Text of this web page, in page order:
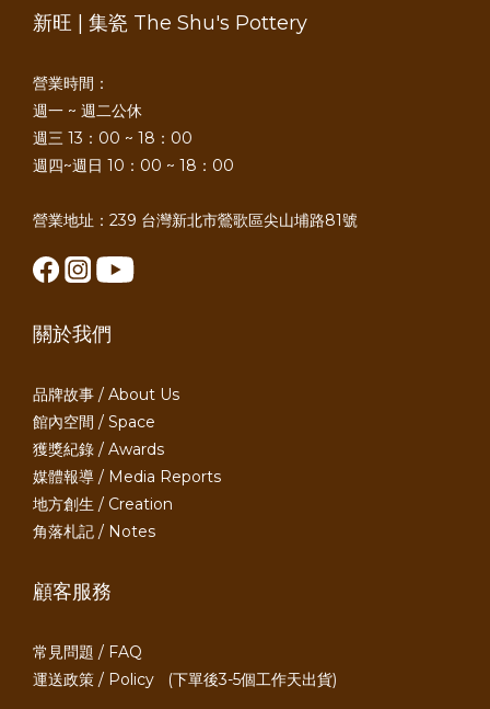
新旺 | 集瓷 The Shu's Pottery
營業時間：
週一 ~ 週二公休
週三 13：00 ~ 18：00
週四~週日 10：00 ~ 18：00
營業地址：239 台灣新北市鶯歌區尖山埔路81號
關於我們
品牌故事 / About Us
館內空間 / Space
獲獎紀錄 / Awards
媒體報導 / Media Reports
地方創生 / Creation
角落札記 / Notes
顧客服務
常見問題 / FAQ
運送政策 / Policy (下單後3-5個工作天出貨)